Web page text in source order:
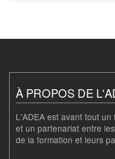
À PROPOS DE
L'ADEA est avant tout
et un partenariat entre
de la formation et leurs